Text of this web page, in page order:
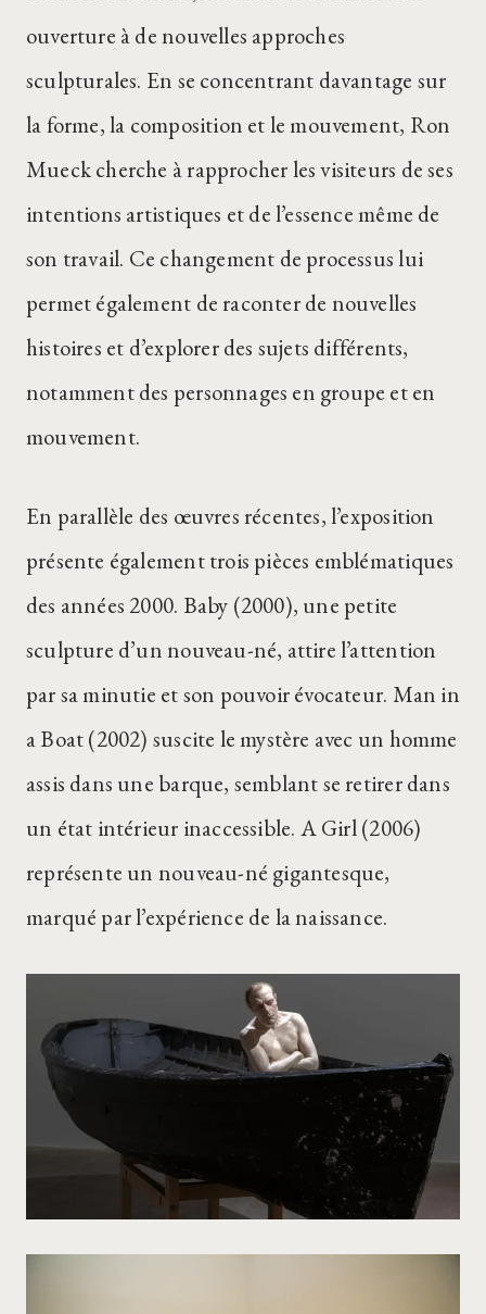
ouverture à de nouvelles approches
sculpturales. En se concentrant davantage sur
la forme, la composition et le mouvement, Ron
Mueck cherche à rapprocher les visiteurs de ses
intentions artistiques et de l’essence même de
son travail. Ce changement de processus lui
permet également de raconter de nouvelles
histoires et d’explorer des sujets différents,
notamment des personnages en groupe et en
mouvement.
En parallèle des œuvres récentes, l’exposition
présente également trois pièces emblématiques
des années 2000. Baby (2000), une petite
sculpture d’un nouveau-né, attire l’attention
par sa minutie et son pouvoir évocateur. Man in
a Boat (2002) suscite le mystère avec un homme
assis dans une barque, semblant se retirer dans
un état intérieur inaccessible. A Girl (2006)
représente un nouveau-né gigantesque,
marqué par l’expérience de la naissance.